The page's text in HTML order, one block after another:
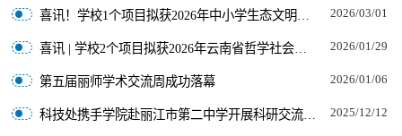
喜讯！学校1个项目拟获2026年中小学生态文明教育、科学教育研究课题立项 2026/03/01
喜讯 | 学校2个项目拟获2026年云南省哲学社会科学规划年度项目立项 2026/01/29
第五届丽师学术交流周成功落幕 2026/01/06
科技处携手学院赴丽江市第二中学开展科研交流活动 2025/12/12